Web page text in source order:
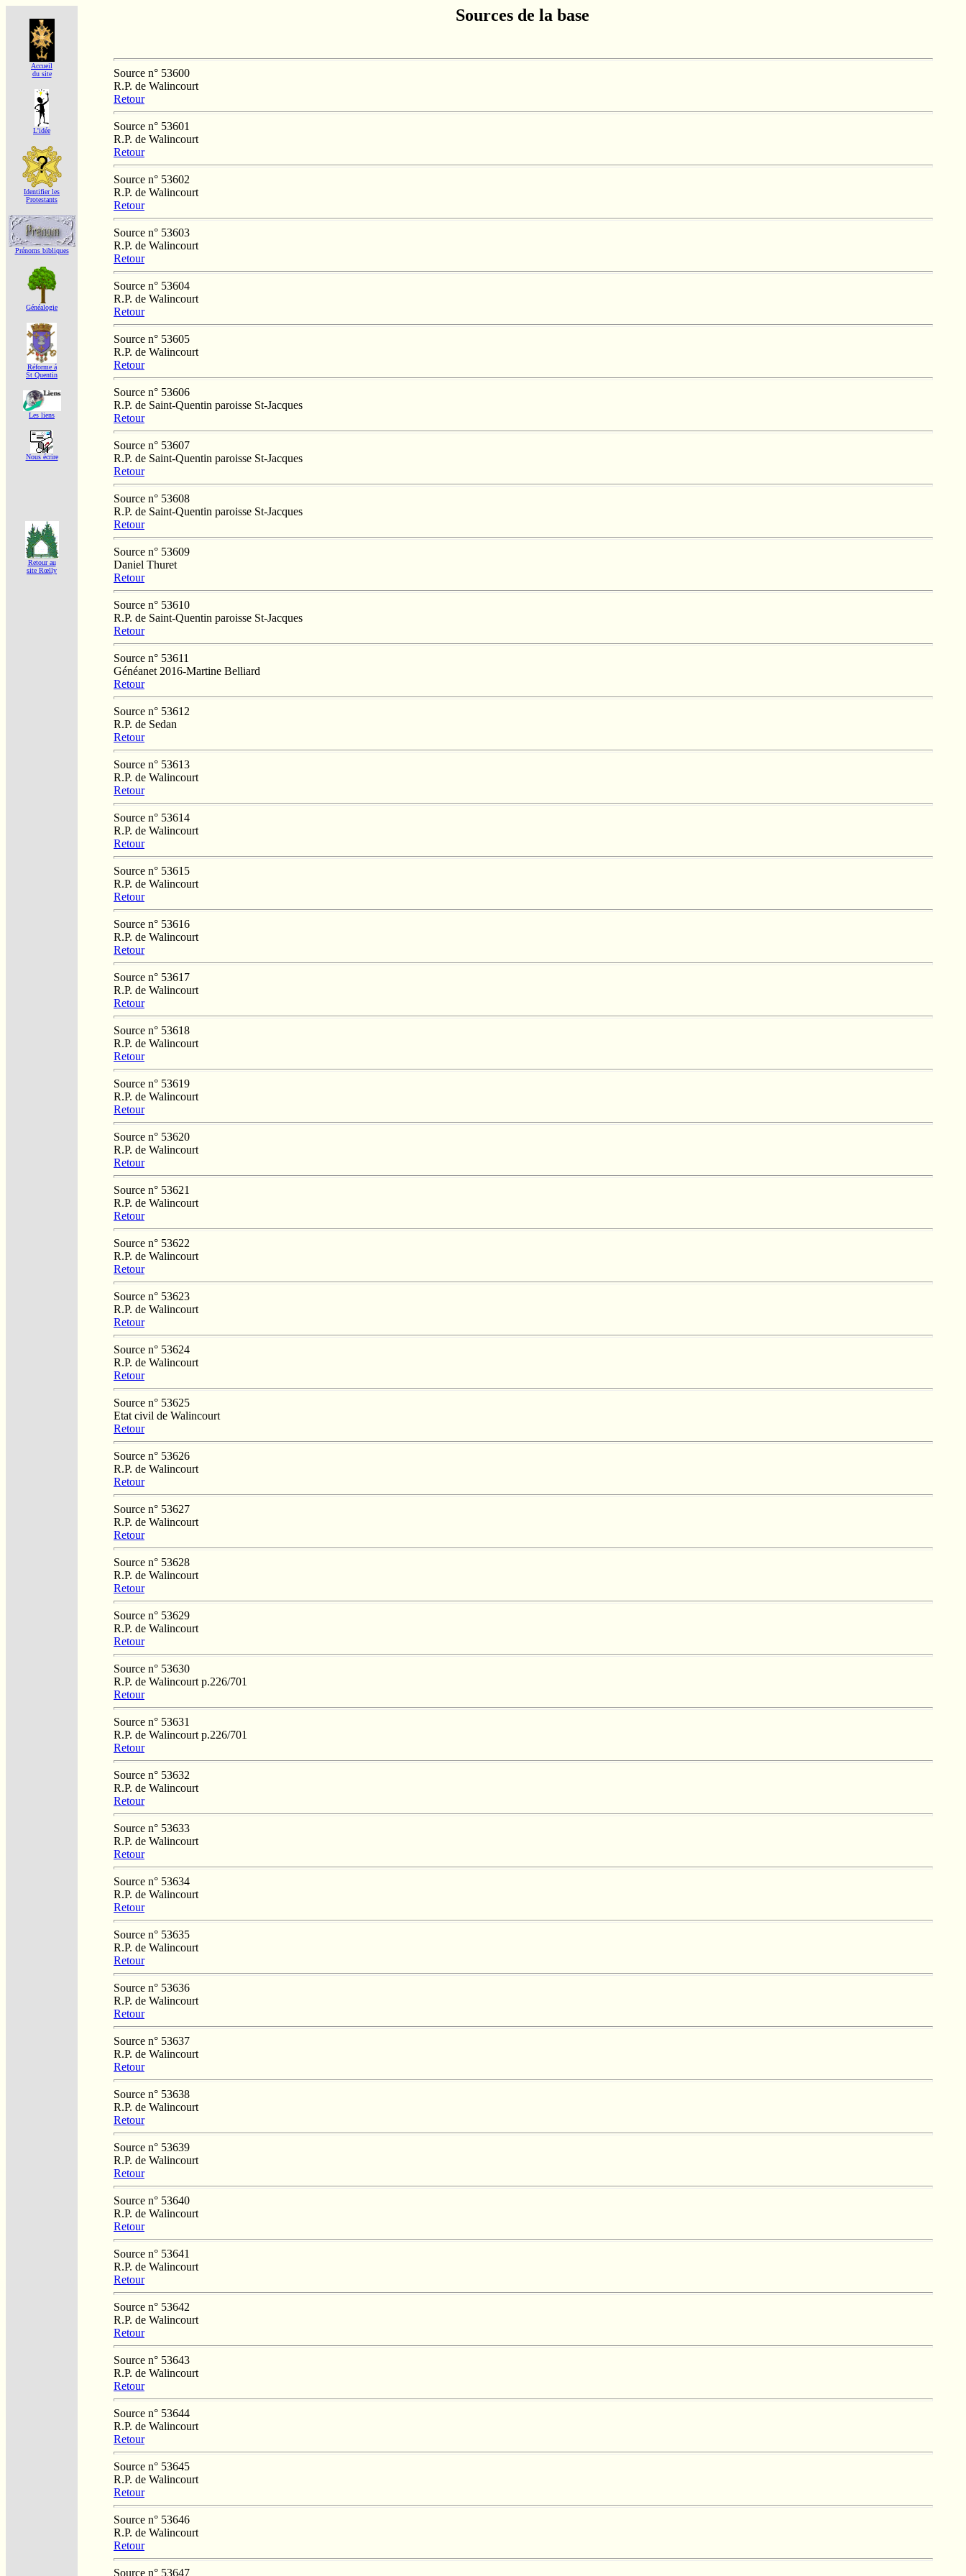
Accueil
du site
L'idée
Identifier les
Protestants
Prénoms bibliques
Généalogie
Réforme á
St Quentin
Les liens
Nous écrire
Retour au
site Rœlly
Sources de la base
Source n° 53600
R.P. de Walincourt
Retour
Source n° 53601
R.P. de Walincourt
Retour
Source n° 53602
R.P. de Walincourt
Retour
Source n° 53603
R.P. de Walincourt
Retour
Source n° 53604
R.P. de Walincourt
Retour
Source n° 53605
R.P. de Walincourt
Retour
Source n° 53606
R.P. de Saint-Quentin paroisse St-Jacques
Retour
Source n° 53607
R.P. de Saint-Quentin paroisse St-Jacques
Retour
Source n° 53608
R.P. de Saint-Quentin paroisse St-Jacques
Retour
Source n° 53609
Daniel Thuret
Retour
Source n° 53610
R.P. de Saint-Quentin paroisse St-Jacques
Retour
Source n° 53611
Généanet 2016-Martine Belliard
Retour
Source n° 53612
R.P. de Sedan
Retour
Source n° 53613
R.P. de Walincourt
Retour
Source n° 53614
R.P. de Walincourt
Retour
Source n° 53615
R.P. de Walincourt
Retour
Source n° 53616
R.P. de Walincourt
Retour
Source n° 53617
R.P. de Walincourt
Retour
Source n° 53618
R.P. de Walincourt
Retour
Source n° 53619
R.P. de Walincourt
Retour
Source n° 53620
R.P. de Walincourt
Retour
Source n° 53621
R.P. de Walincourt
Retour
Source n° 53622
R.P. de Walincourt
Retour
Source n° 53623
R.P. de Walincourt
Retour
Source n° 53624
R.P. de Walincourt
Retour
Source n° 53625
Etat civil de Walincourt
Retour
Source n° 53626
R.P. de Walincourt
Retour
Source n° 53627
R.P. de Walincourt
Retour
Source n° 53628
R.P. de Walincourt
Retour
Source n° 53629
R.P. de Walincourt
Retour
Source n° 53630
R.P. de Walincourt p.226/701
Retour
Source n° 53631
R.P. de Walincourt p.226/701
Retour
Source n° 53632
R.P. de Walincourt
Retour
Source n° 53633
R.P. de Walincourt
Retour
Source n° 53634
R.P. de Walincourt
Retour
Source n° 53635
R.P. de Walincourt
Retour
Source n° 53636
R.P. de Walincourt
Retour
Source n° 53637
R.P. de Walincourt
Retour
Source n° 53638
R.P. de Walincourt
Retour
Source n° 53639
R.P. de Walincourt
Retour
Source n° 53640
R.P. de Walincourt
Retour
Source n° 53641
R.P. de Walincourt
Retour
Source n° 53642
R.P. de Walincourt
Retour
Source n° 53643
R.P. de Walincourt
Retour
Source n° 53644
R.P. de Walincourt
Retour
Source n° 53645
R.P. de Walincourt
Retour
Source n° 53646
R.P. de Walincourt
Retour
Source n° 53647